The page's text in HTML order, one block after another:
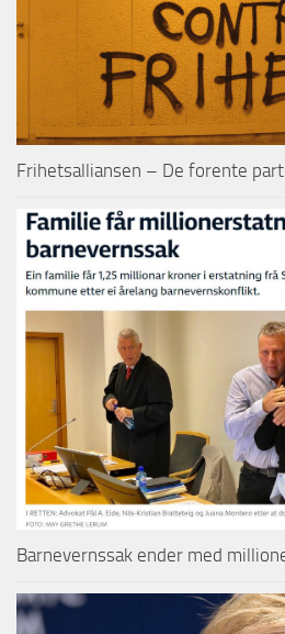
Frihetsalliansen – De forente
Barnevernssak ender med